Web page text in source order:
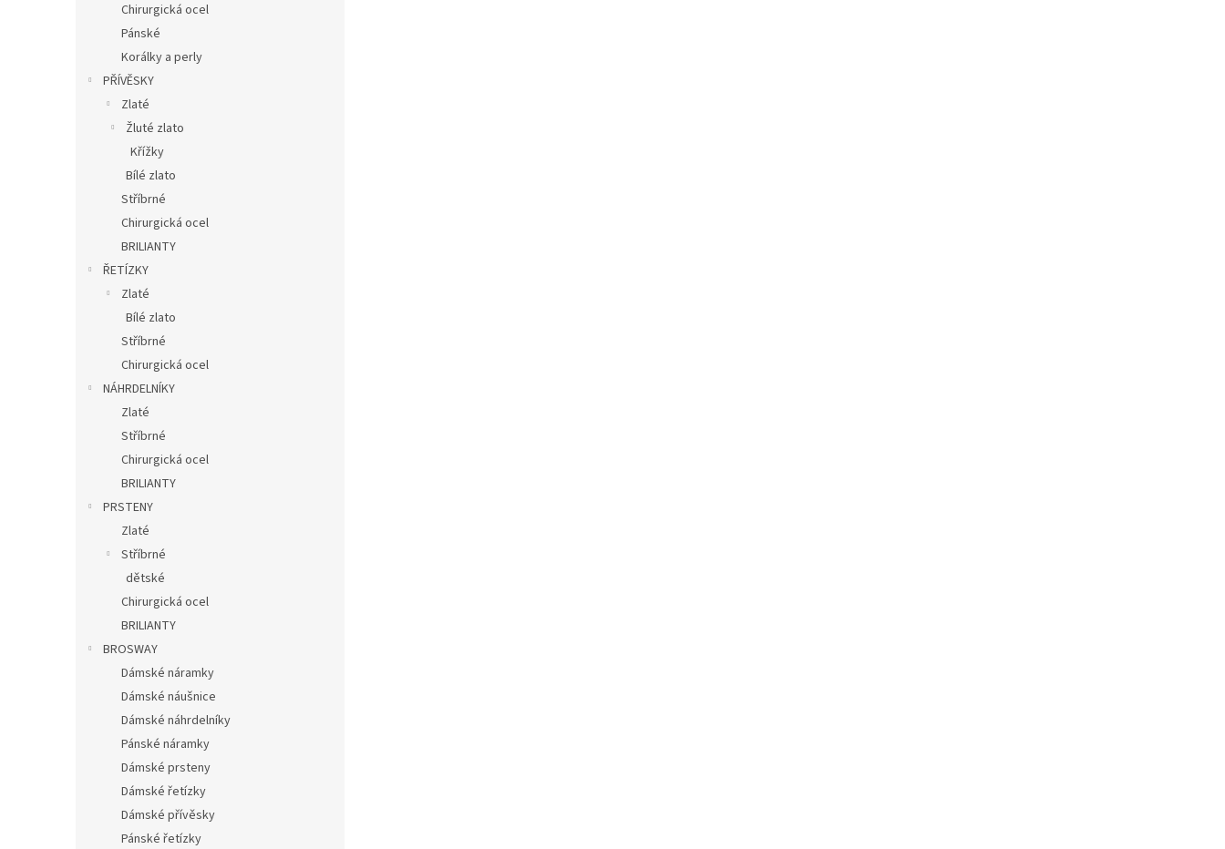
Chirurgická ocel
Pánské
Korálky a perly
PŘÍVĚSKY
Zlaté
Žluté zlato
Křížky
Bílé zlato
Stříbrné
Chirurgická ocel
BRILIANTY
ŘETÍZKY
Zlaté
Bílé zlato
Stříbrné
Chirurgická ocel
NÁHRDELNÍKY
Zlaté
Stříbrné
Chirurgická ocel
BRILIANTY
PRSTENY
Zlaté
Stříbrné
dětské
Chirurgická ocel
BRILIANTY
BROSWAY
Dámské náramky
Dámské náušnice
Dámské náhrdelníky
Pánské náramky
Dámské prsteny
Dámské řetízky
Dámské přívěsky
Pánské řetízky